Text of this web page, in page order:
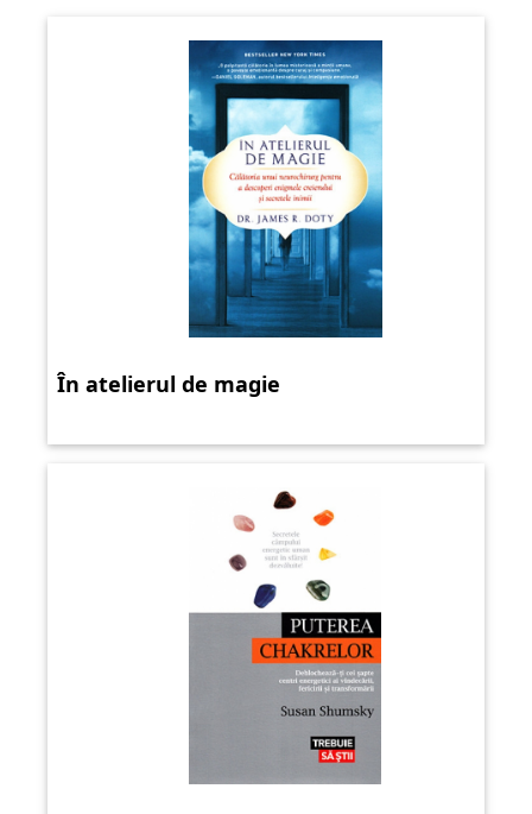
În atelierul de magie